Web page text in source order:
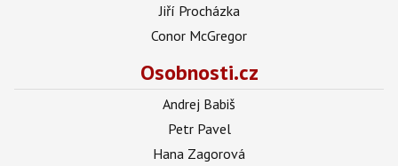
Jiří Procházka
Conor McGregor
Osobnosti.cz
Andrej Babiš
Petr Pavel
Hana Zagorová